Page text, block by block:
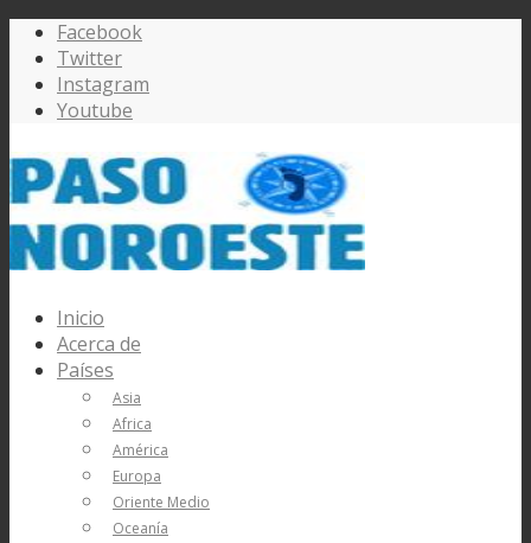
Facebook
Twitter
Instagram
Youtube
Inicio
Acerca de
Países
Asia
Africa
América
Europa
Oriente Medio
Oceanía